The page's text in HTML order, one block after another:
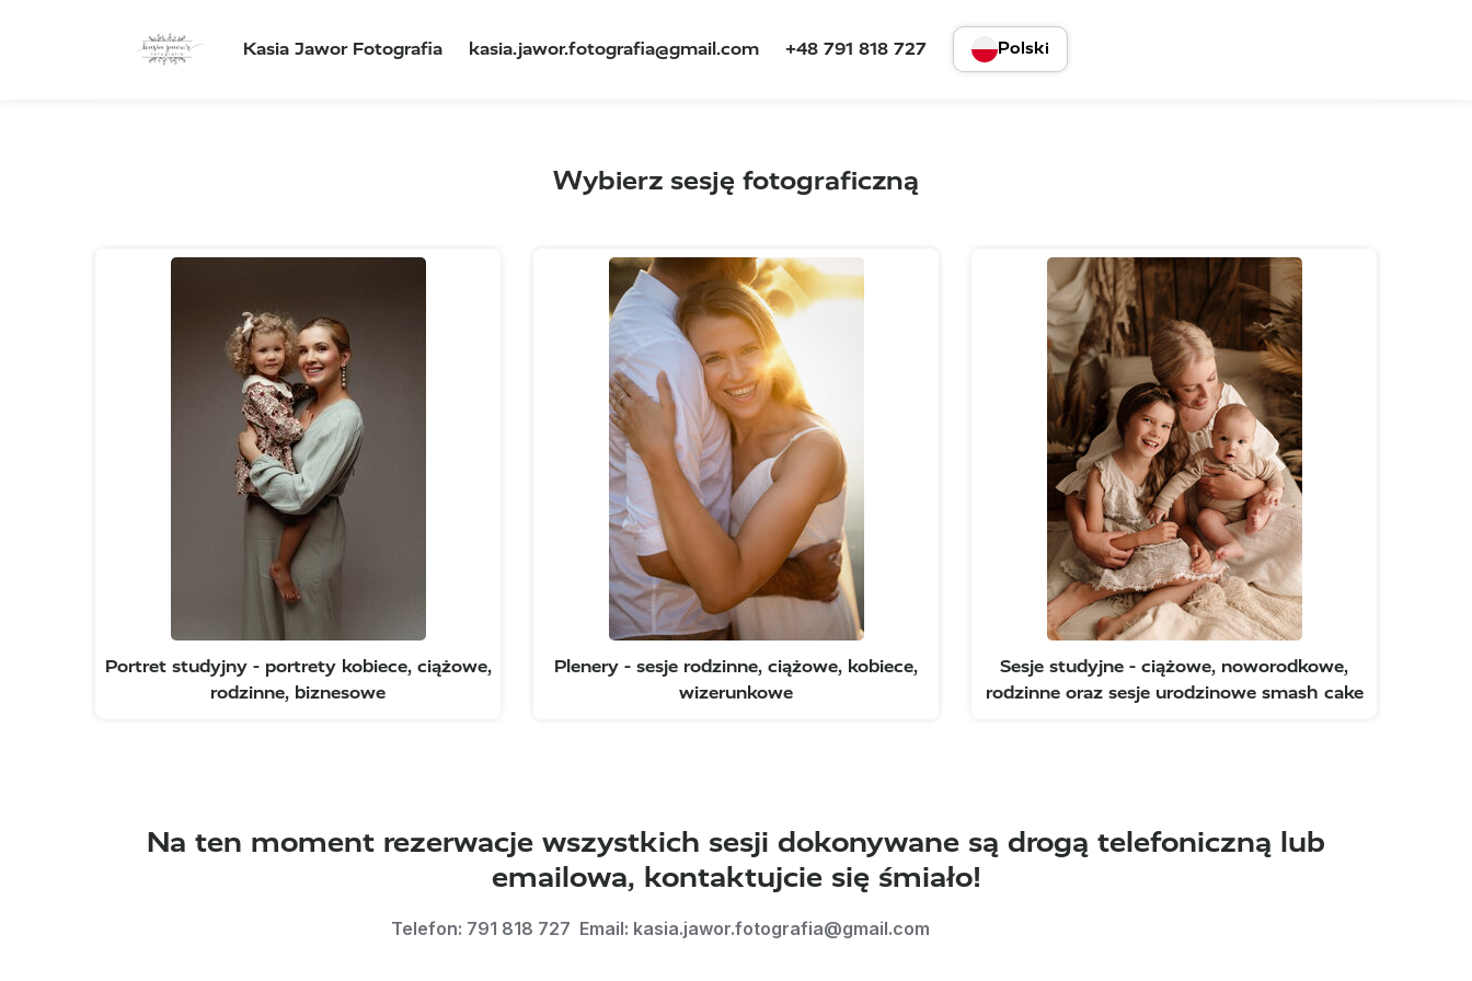
Kasia Jawor Fotografia kasia.jawor.fotografia@gmail.com +48 791 818 727 Polski
Wybierz sesję fotograficzną
Portret studyjny - portrety kobiece, ciążowe,
rodzinne, biznesowe
Plenery - sesje rodzinne, ciążowe, kobiece,
wizerunkowe
Sesje studyjne - ciążowe, noworodkowe,
rodzinne oraz sesje urodzinowe smash cake
Na ten moment rezerwacje wszystkich sesji dokonywane są drogą telefoniczną lub
emailowa, kontaktujcie się śmiało!
Telefon: 791 818 727  Email: kasia.jawor.fotografia@gmail.com